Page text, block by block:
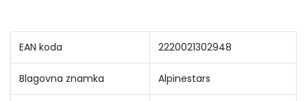
EAN koda 2220021302948
Blagovna znamka Alpinestars